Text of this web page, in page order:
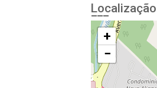
+
−